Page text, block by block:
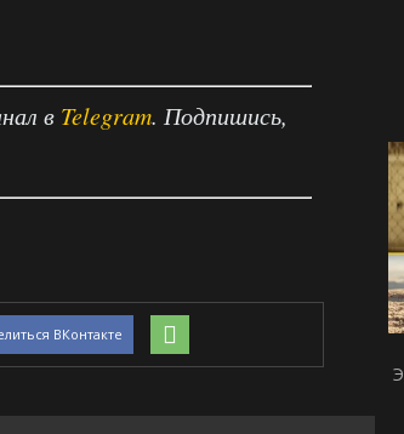
в Telegram. Подпишись,
ВКонтакте